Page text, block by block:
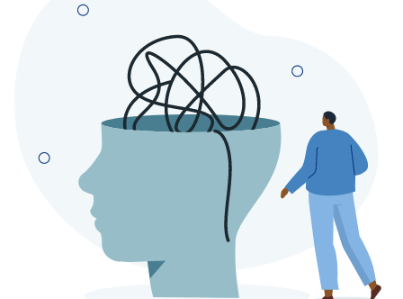
más plena. ¡Descubre todas las prácticas que
proponemos al margen de nuestra
terapia psicológica